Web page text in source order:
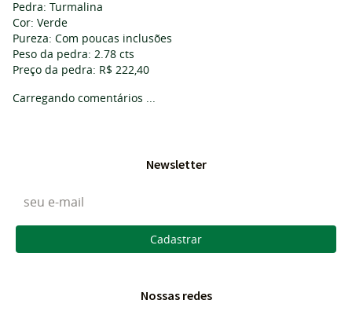
Pedra: Turmalina
Cor: Verde
Pureza: Com poucas inclusões
Peso da pedra: 2.78 cts
Preço da pedra: R$ 222,40
Carregando comentários ...
Newsletter
Cadastrar
Nossas redes